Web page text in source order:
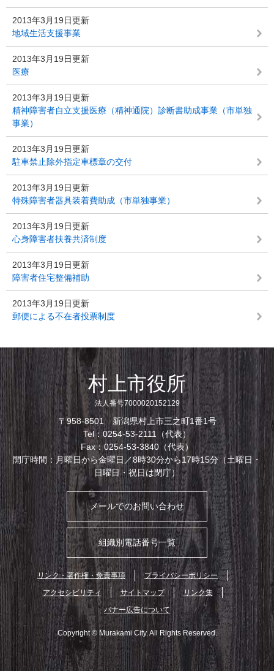
2013年3月19日更新
地域生活支援事業
2013年3月19日更新
医療
2013年3月19日更新
精神障害者自立支援医療（精神通院）診断書助成事業（市単独
事業）
2013年3月19日更新
駐車禁止除外指定車標章の交付
2013年3月19日更新
特殊障害者器具装着費助成（市単独事業）
2013年3月19日更新
心身障害者扶養共済制度
2013年3月19日更新
障害者住宅整備補助
2013年3月19日更新
郵便による不在者投票制度
村上市役所
法人番号7000020152129
〒958-8501 新潟県村上市三之町1番1号
Tel：0254-53-2111（代表）
Fax：0254-53-3840（代表）
開庁時間：月曜日から金曜日／8時30分から17時15分（土曜日・
日曜日・祝日は閉庁）
メールでのお問い合わせ
組織別電話番号一覧
リンク・著作権・免責事項
プライバシーポリシー
アクセシビリティ
サイトマップ
リンク集
バナー広告について
Copyright © Murakami City. All Rights Reserved.